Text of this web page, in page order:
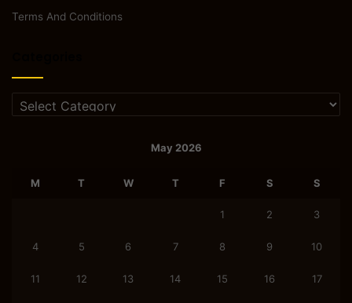
Terms And Conditions
Categories
May 2026
M T W T F S S
1 2 3
4 5 6 7 8 9 10
11 12 13 14 15 16 17